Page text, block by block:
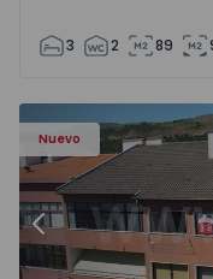
3 2 89
Nuevo
- 18
Apartamento T2
Anterior